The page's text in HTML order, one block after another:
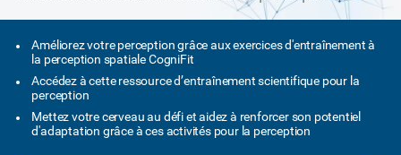
Améliorez votre perception grâce aux exercices d'entraînement à
la perception spatiale CogniFit
Accédez à cette ressource d’entraînement scientifique pour la
perception
Mettez votre cerveau au défi et aidez à renforcer son potentiel
d'adaptation grâce à ces activités pour la perception